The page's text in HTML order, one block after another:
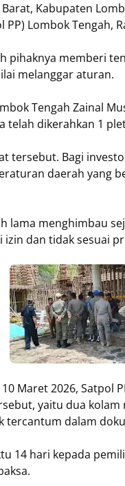
Kabupaten
PP) Lombok Tengah,
pihaknya memberi
melanggar aturan.
Tengah Zainal
telah dikerahkan 1
tersebut. Bagi
daerah yang
lama menghimbau
izin dan tidak sesuai
Maret 2026, Satpol
yaitu dua
tercantum dalam
14 hari kepada